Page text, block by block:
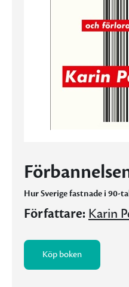
Hur Sverige fastnade i 90-
Författare: Karin
Köp boken